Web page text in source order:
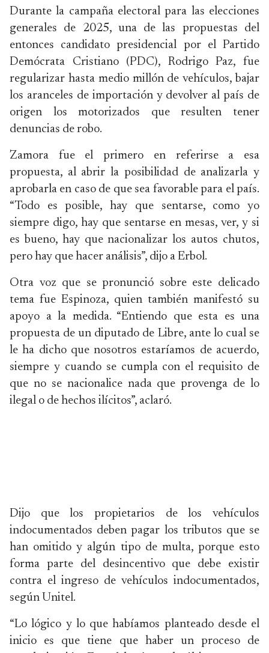
Durante la campaña electoral para las elecciones
generales de 2025, una de las propuestas del
entonces candidato presidencial por el Partido
Demócrata Cristiano (PDC), Rodrigo Paz, fue
regularizar hasta medio millón de vehículos, bajar
los aranceles de importación y devolver al país de
origen los motorizados que resulten tener
denuncias de robo.
Zamora fue el primero en referirse a esa
propuesta, al abrir la posibilidad de analizarla y
aprobarla en caso de que sea favorable para el país.
“Todo es posible, hay que sentarse, como yo
siempre digo, hay que sentarse en mesas, ver, y si
es bueno, hay que nacionalizar los autos chutos,
pero hay que hacer análisis”, dijo a Erbol.
Otra voz que se pronunció sobre este delicado
tema fue Espinoza, quien también manifestó su
apoyo a la medida. “Entiendo que esta es una
propuesta de un diputado de Libre, ante lo cual se
le ha dicho que nosotros estaríamos de acuerdo,
siempre y cuando se cumpla con el requisito de
que no se nacionalice nada que provenga de lo
ilegal o de hechos ilícitos”, aclaró.
Dijo que los propietarios de los vehículos
indocumentados deben pagar los tributos que se
han omitido y algún tipo de multa, porque esto
forma parte del desincentivo que debe existir
contra el ingreso de vehículos indocumentados,
según Unitel.
“Lo lógico y lo que habíamos planteado desde el
inicio es que tiene que haber un proceso de